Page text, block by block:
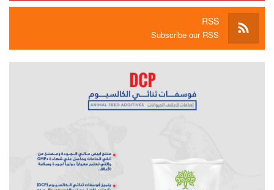
RSS
Subscribe our RSS